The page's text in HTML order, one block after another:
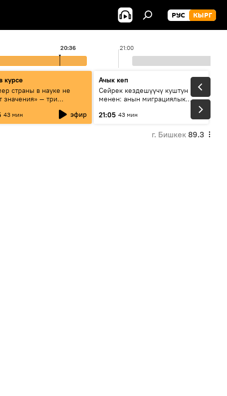
РУС КЫРГ
21:00
20:36
курсе
страны в науке не
значения» — три
о сотрудничестве
и Кыргызстана в
и исследованиях
43 мин эфир
Ачык кеп
Сейрек кездешүүчү куштун изи
менен: анын миграциялык
21:05 43 мин
г. Бишкек 89.3